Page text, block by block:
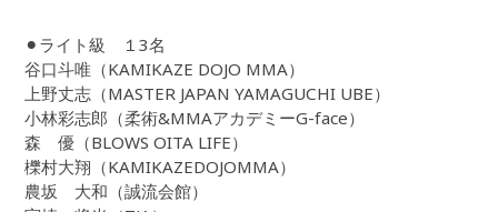
⚫︎ライト級 １3名
谷口斗唯（KAMIKAZE DOJO MMA）
上野丈志（MASTER JAPAN YAMAGUCHI UBE）
小林彩志郎（柔術&MMAアカデミーG-face）
森 優（BLOWS OITA LIFE）
櫟村大翔（KAMIKAZEDOJOMMA）
農坂 大和（誠流会館）